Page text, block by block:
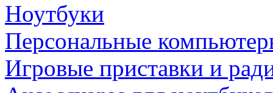
Ноутбуки
Персональные
Игровые приставки и